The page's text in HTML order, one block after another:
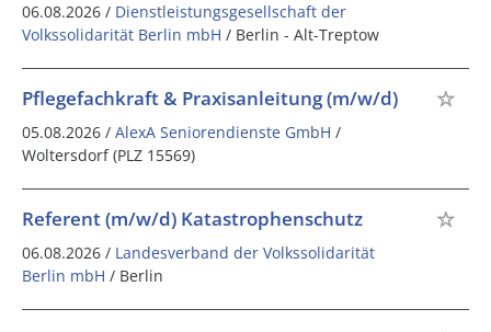
06.08.2026 / Dienstleistungsgesellschaft der
Volkssolidarität Berlin mbH / Berlin - Alt-Treptow
Pflegefachkraft & Praxisanleitung (m/w/d)
05.08.2026 / AlexA Seniorendienste GmbH /
Woltersdorf (PLZ 15569)
Referent (m/w/d) Katastrophenschutz
06.08.2026 / Landesverband der Volkssolidarität
Berlin mbH / Berlin